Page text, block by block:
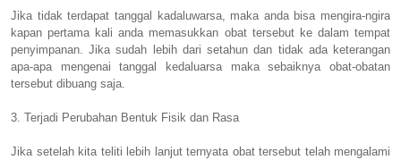
Jika tidak terdapat tanggal kadaluwarsa, maka anda bisa mengira-ngira
kapan pertama kali anda memasukkan obat tersebut ke dalam tempat
penyimpanan. Jika sudah lebih dari setahun dan tidak ada keterangan
apa-apa mengenai tanggal kedaluarsa maka sebaiknya obat-obatan
tersebut dibuang saja.
3. Terjadi Perubahan Bentuk Fisik dan Rasa
Jika setelah kita teliti lebih lanjut ternyata obat tersebut telah mengalami